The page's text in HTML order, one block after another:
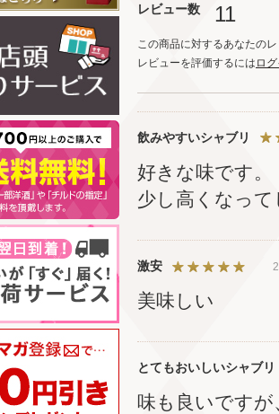
レビュー数
11
この商品に対するあなたの
レビューを評価するには ロ
飲みやすいシャブリ
好きな味です。
少し高くなっ
激安
美味しい
とてもおいしいシャブリ
味も良いです